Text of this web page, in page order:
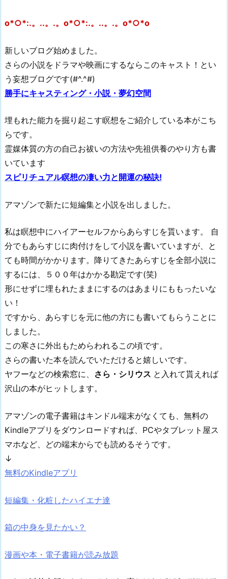
o*○*:.。..。.。o*○*:.。..。.。o*○*o
新しいブログ始めました。
さらの小説をドラマや映画にするならこのキャスト！とい
う妄想ブログです(#^.^#)
勝手にキャスティング・小説・夢幻空間
埋もれた能力を掘り起こす瞑想をご紹介している本がこち
らです。
霊媒体質の方の自己お祓いの方法や先祖供養のやり方も書
いています
スピリチュアル瞑想の凄い力と開運の秘訣!
アマゾンで新たに短編集と小説を出しました。
私は瞑想中にハイアーセルフからあらすじを貰います。 自
分でもあらすじに肉付けをして小説を書いていますが、と
ても時間がかかります。降りてきたあらすじを全部小説に
するには、５００年はかかる勘定です(笑)
形にせずに埋もれたままにするのはあまりにももったいな
い！
ですから、あらすじを元に他の方にも書いてもらうことに
しました。
この寒さに外出もためらわれるこの頃です。
さらの書いた本を読んでいただけると嬉しいです。
ヤフーなどの検索窓に、 さら・シリウス と入れて貰えれば
沢山の本がヒットします。
アマゾンの電子書籍はキンドル端末がなくても、無料の
Kindleアプリをダウンロードすれば、PCやタブレット屋ス
マホなど、どの端末からでも読めるそうです。
↓
無料のKindleアプリ
短編集・化粧したハイエナ達
箱の中身を見たかい？
漫画や本・電子書籍が読み放題